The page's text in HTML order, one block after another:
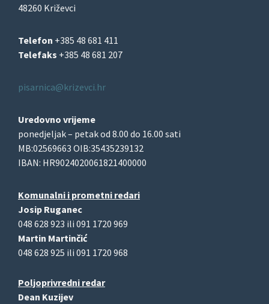
48260 Križevci
Telefon +385 48 681 411
Telefaks +385 48 681 207
pisarnica@krizevci.hr
Uredovno vrijeme
ponedjeljak – petak od 8.00 do 16.00 sati
MB:02569663 OIB:35435239132
IBAN: HR9024020061821400000
Komunalni i prometni redari
Josip Ruganec
048 628 923 ili 091 1720 969
Martin Martinčić
048 628 925 ili 091 1720 968
Poljoprivredni redar
Dean Kuzijev